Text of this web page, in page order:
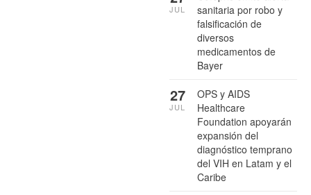
sanitaria por robo y
falsificación de
diversos
medicamentos de
Bayer
JUL
OPS y AIDS
Healthcare
Foundation apoyarán
expansión del
diagnóstico temprano
del VIH en Latam y el
Caribe
27
JUL